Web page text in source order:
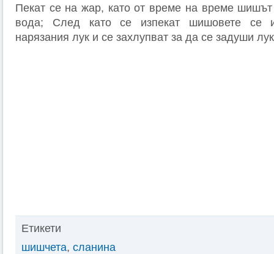
Пекат се на жар, като от време на време шишът
вода; След като се изпекат шишовете се
нарязания лук и се захлупват за да се задуши
Етикети
шишчета, сланина